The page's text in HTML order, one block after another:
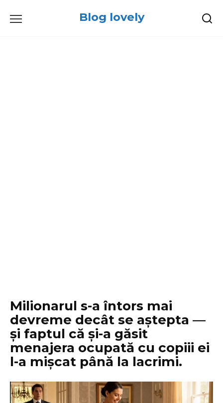
Blog lovely
Milionarul s-a întors mai
devreme decât se aștepta —
și faptul că și-a găsit
menajera ocupată cu copiii ei
l-a mișcat până la lacrimi.